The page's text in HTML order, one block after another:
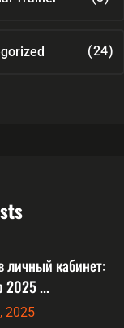
(24)
личный кабинет:
2025 ...
2025